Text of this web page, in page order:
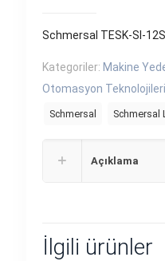
Schmersal TESK-SI-
Kategoriler: Makine
Otomasyon Teknolojileri
Schmersal Schmersal
Açıklama
İlgili ürünler